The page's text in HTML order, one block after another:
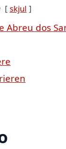
skjul
Abreu dos